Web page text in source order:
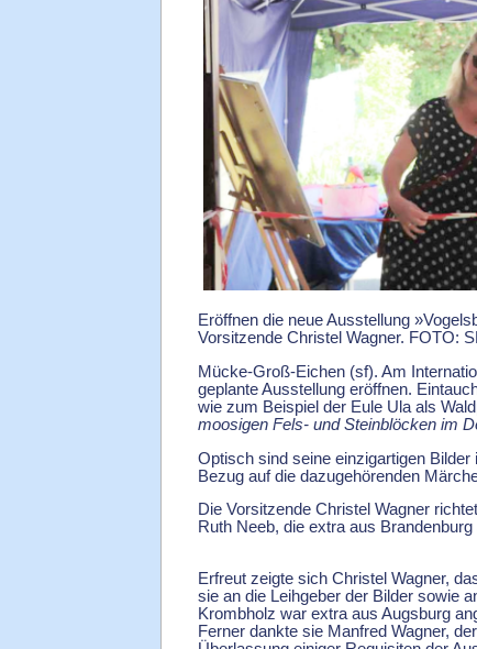
Eröffnen die neue Ausstellung
Vorsitzende Christel Wagner. FOTO:
Mücke-Groß-Eichen (sf). Am
geplante Ausstellung eröffnen.
wie zum Beispiel der Eule Ula als
moosigen Fels- und Steinblöcken im
Optisch sind seine einzigartigen
Bezug auf die dazugehörenden
Die Vorsitzende Christel Wagner
Ruth Neeb, die extra aus
Erfreut zeigte sich Christel Wagner,
sie an die Leihgeber der Bilder sowie
Krombholz war extra aus Augsburg
Ferner dankte sie Manfred Wagner,